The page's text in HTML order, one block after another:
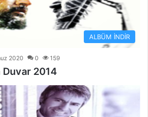
ALBÜM İNDİR
2020 0 159
Duvar 2014